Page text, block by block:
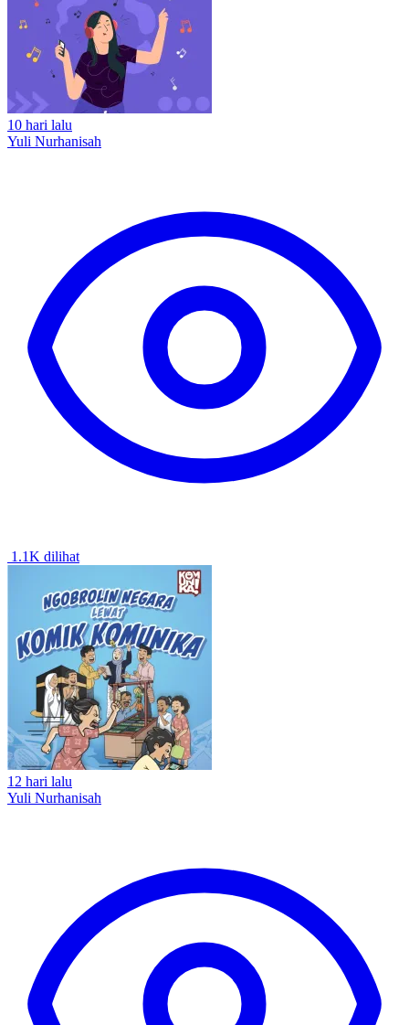
10 hari lalu
Yuli Nurhanisah
1.1K dilihat
12 hari lalu
Yuli Nurhanisah